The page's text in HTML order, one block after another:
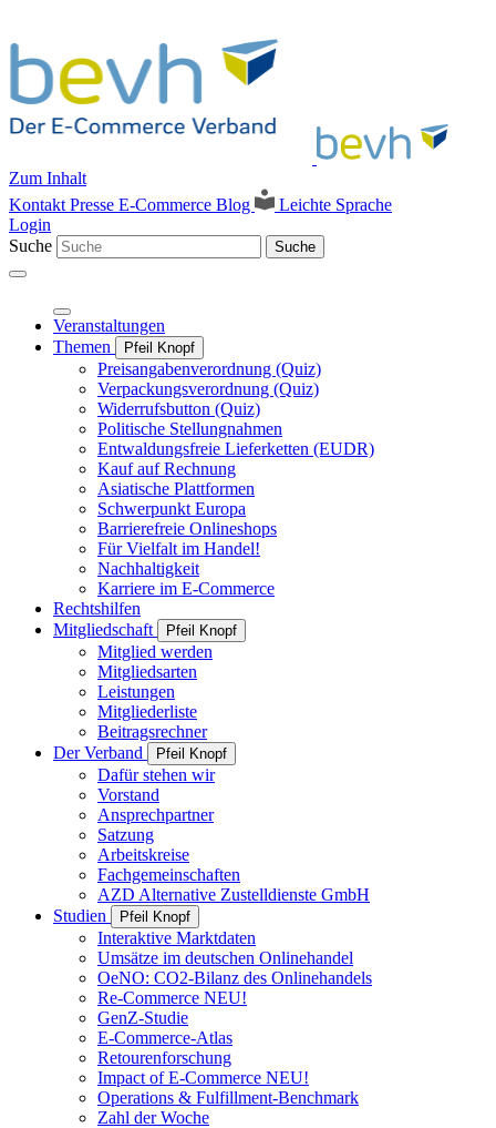
Zum Inhalt
Kontakt Presse E-Commerce Blog
Leichte Sprache
Login
Suche
Suche
Veranstaltungen
Themen
Pfeil Knopf
Preisangabenverordnung (Quiz)
Verpackungsverordnung (Quiz)
Widerrufsbutton (Quiz)
Politische Stellungnahmen
Entwaldungsfreie Lieferketten (EUDR)
Kauf auf Rechnung
Asiatische Plattformen
Schwerpunkt Europa
Barrierefreie Onlineshops
Für Vielfalt im Handel!
Nachhaltigkeit
Karriere im E-Commerce
Rechtshilfen
Mitgliedschaft
Pfeil Knopf
Mitglied werden
Mitgliedsarten
Leistungen
Mitgliederliste
Beitragsrechner
Der Verband
Pfeil Knopf
Dafür stehen wir
Vorstand
Ansprechpartner
Satzung
Arbeitskreise
Fachgemeinschaften
AZD Alternative Zustelldienste GmbH
Studien
Pfeil Knopf
Interaktive Marktdaten
Umsätze im deutschen Onlinehandel
OeNO: CO2-Bilanz des Onlinehandels
Re-Commerce NEU!
GenZ-Studie
E-Commerce-Atlas
Retourenforschung
Impact of E-Commerce NEU!
Operations & Fulfillment-Benchmark
Zahl der Woche